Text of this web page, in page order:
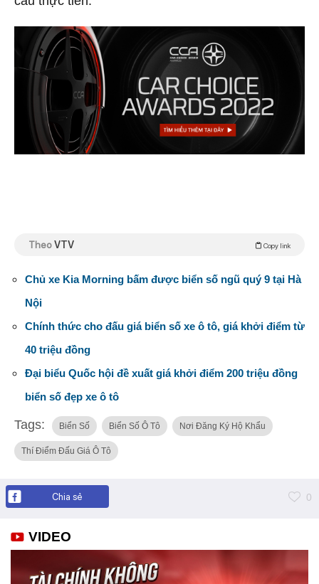
TheoVTV Copy link
Chủ xe Kia Morning bấm được biển số ngũ quý 9 tại Hà
Nội
Chính thức cho đấu giá biển số xe ô tô, giá khởi điểm từ
40 triệu đồng
Đại biểu Quốc hội đề xuất giá khởi điểm 200 triệu đồng
biển số đẹp xe ô tô
Tags: Biển Số Biển Số Ô Tô Nơi Đăng Ký Hộ Khẩu
Thí Điểm Đấu Giá Ô Tô
Chia sẻ 0
VIDEO